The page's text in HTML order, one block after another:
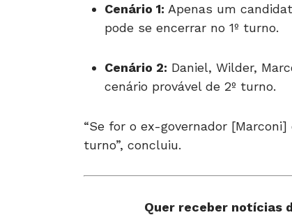
Cenário 1: Apenas um
pode se encerrar no 1º turno.
Cenário 2: Daniel, Wilder,
cenário provável de 2º turno.
“Se for o ex-governador
turno”, concluiu.
Quer receber notícias